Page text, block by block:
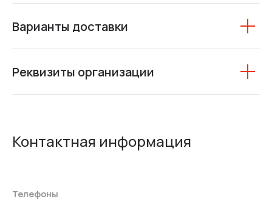
Варианты доставки
Реквизиты организации
Контактная информация
Телефоны